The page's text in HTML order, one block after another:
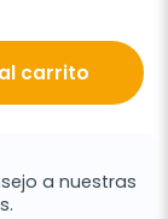
carrito
a nuestras